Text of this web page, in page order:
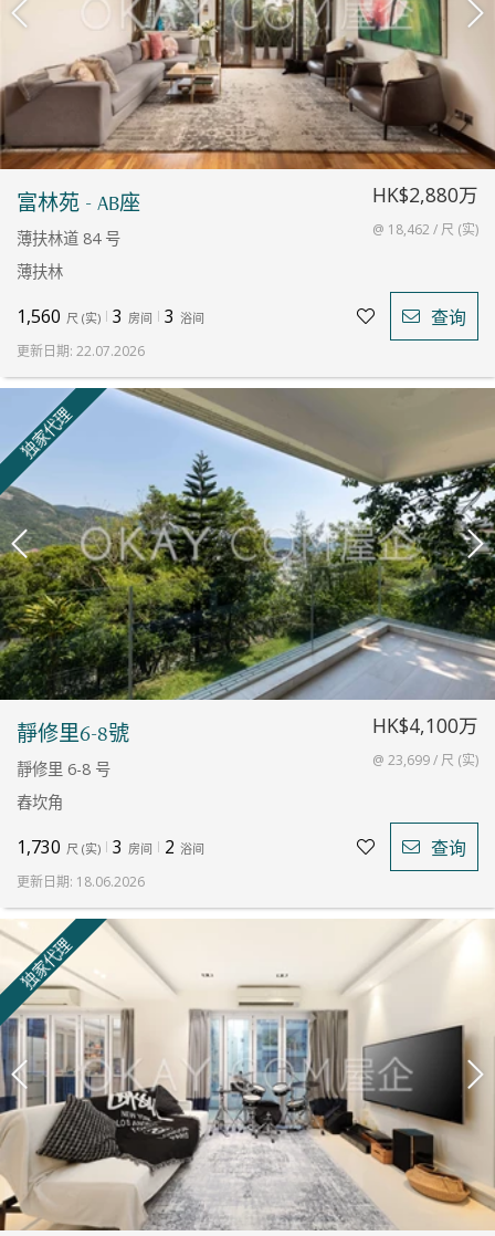
富林苑 - AB座
薄扶林道 84 号
薄扶林
HK$2,880万
@ 18,462 / 尺 (实)
1,560 尺 (实) 3 房间 3 浴间 查询
更新日期: 22.07.2026
靜修里6-8號
靜修里 6-8 号
舂坎角
HK$4,100万
@ 23,699 / 尺 (实)
1,730 尺 (实) 3 房间 2 浴间 查询
更新日期: 18.06.2026
独家代理
独家代理